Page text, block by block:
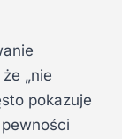
że „nie
pokazuje